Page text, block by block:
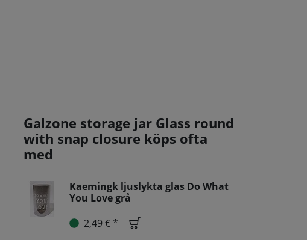
Galzone storage jar Glass round
with snap closure köps ofta
med
Kaemingk ljuslykta glas Do What
You Love grå
2,49 € *